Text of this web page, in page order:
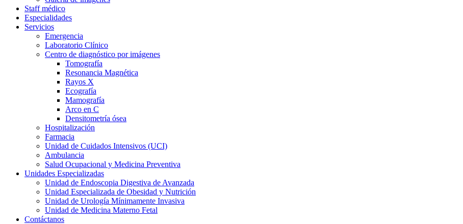
Staff médico
Especialidades
Servicios
Emergencia
Laboratorio Clínico
Centro de diagnóstico por imágenes
Tomografía
Resonancia Magnética
Rayos X
Ecografía
Mamografía
Arco en C
Densitometría ósea
Hospitalización
Farmacia
Unidad de Cuidados Intensivos (UCI)
Ambulancia
Salud Ocupacional y Medicina Preventiva
Unidades Especializadas
Unidad de Endoscopia Digestiva de Avanzada
Unidad Especializada de Obesidad y Nutrición
Unidad de Urología Mínimamente Invasiva
Unidad de Medicina Materno Fetal
Contáctanos